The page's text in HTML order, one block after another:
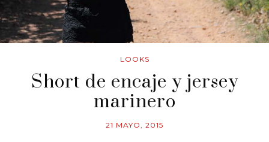
LOOKS
Short de encaje y jersey
marinero
21 MAYO, 2015